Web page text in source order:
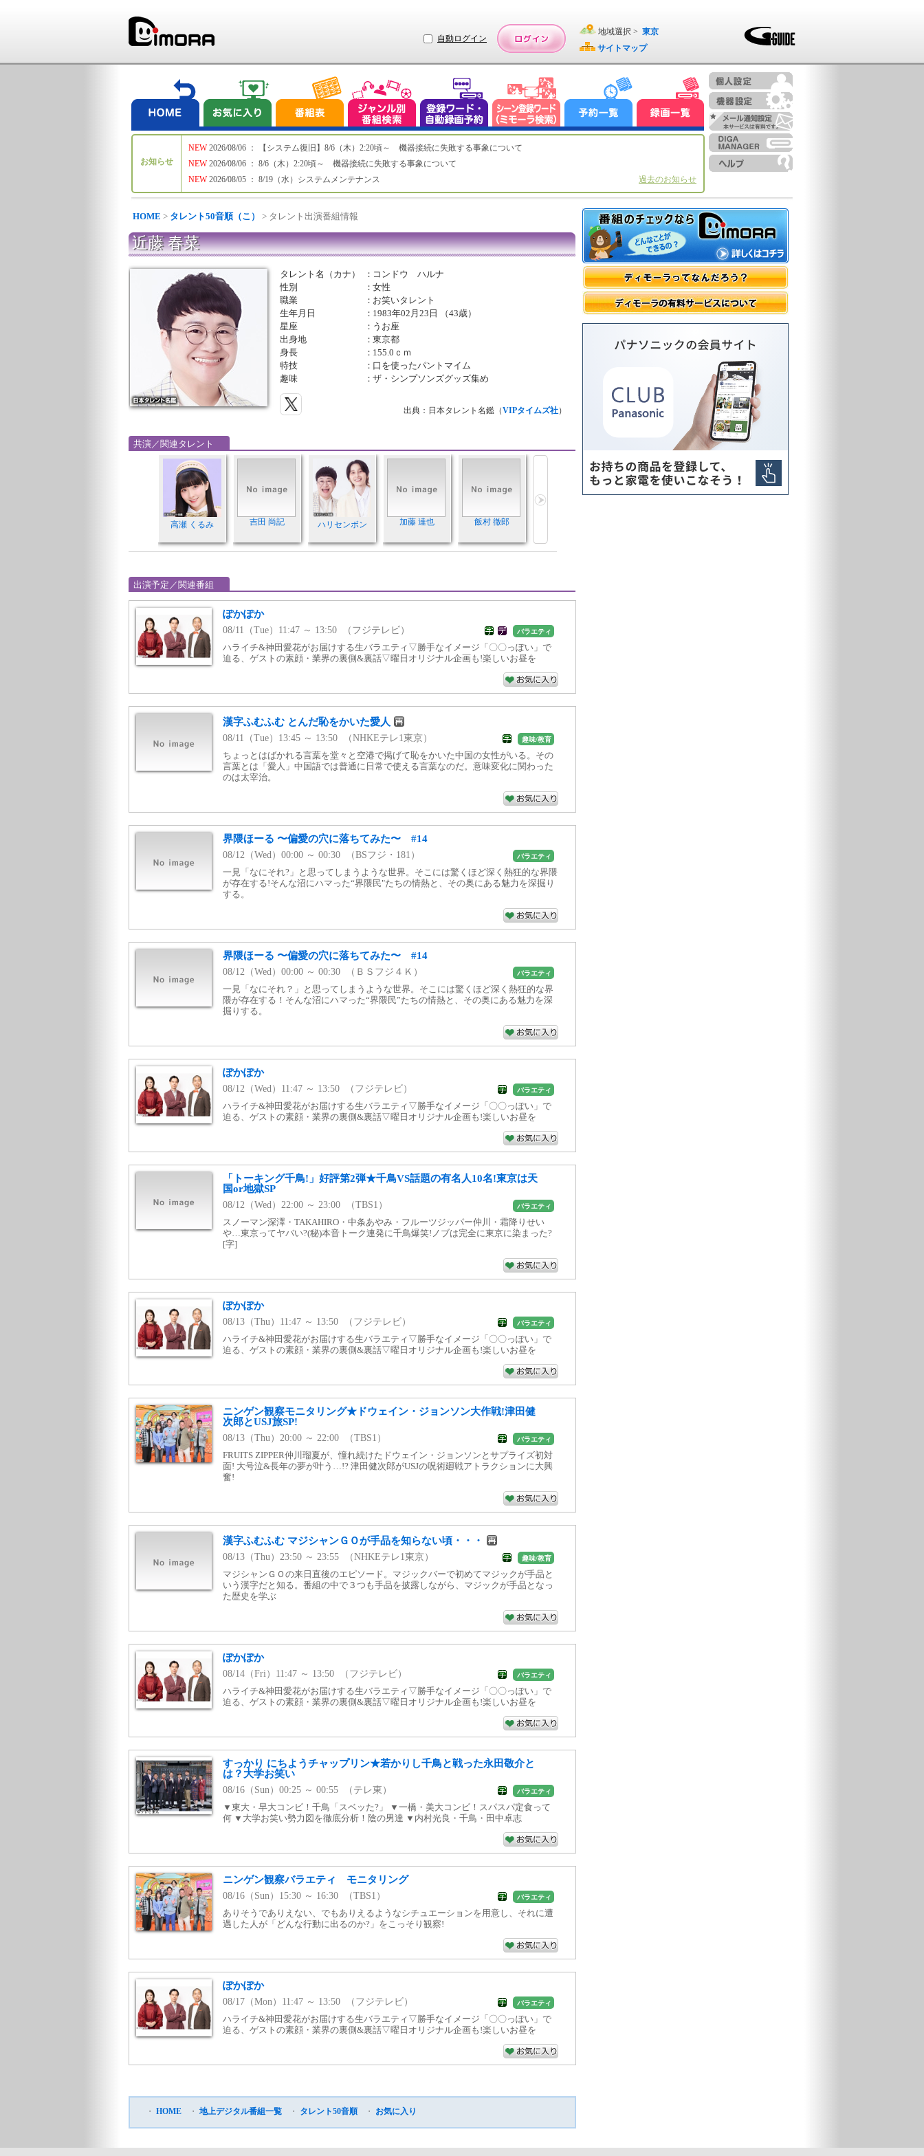
自動ログイン
地域選択 > 東京
サイトマップ
お知らせ
NEW
NEW
NEW
2026/08/06 ： 【システム復旧】8/6（木）2:20頃～ 機器接続に失敗する事象について
2026/08/06 ： 8/6（木）2:20頃～ 機器接続に失敗する事象について
2026/08/05 ： 8/19（水）システムメンテナンス
過去のお知らせ
HOME > タレント50音順（こ） > タレント出演番組情報
近藤 春菜
タレント名（カナ） ： コンドウ ハルナ
性別
：女性
職業
： お笑いタレント
生年月日
： 1983年02月23日 （43歳）
星座
： うお座
出身地
：東京都
身長
： 155.0ｃｍ
特技
： 口を使ったパントマイム
趣味
：ザ・シンプソンズグッズ集め
出典：日本タレント名鑑（VIPタイムズ社）
共演／関連タレント
高瀬 くるみ 吉田 尚記 ハリセンボン 加藤 達也 飯村 徹郎
出演予定／関連番組
ぽかぽか
08/11（Tue）11:47 ～ 13:50 （フジテレビ） バラエティ
ハライチ&神田愛花がお届けする生バラエティ▽勝手なイメージ「〇〇っぽい」で
迫る、ゲストの素顔・業界の裏側&裏話▽曜日オリジナル企画も!楽しいお昼を
漢字ふむふむ とんだ恥をかいた愛人
08/11（Tue）13:45 ～ 13:50 （NHKEテレ1東京） 趣味/教育
ちょっとはばかれる言葉を堂々と空港で掲げて恥をかいた中国の女性がいる。その
言葉とは「愛人」中国語では普通に日常で使える言葉なのだ。意味変化に関わった
のは太宰治。
界隈ほーる 〜偏愛の穴に落ちてみた〜 #14
08/12（Wed）00:00 ～ 00:30 （BSフジ・181） バラエティ
一見「なにそれ?」と思ってしまうような世界。そこには驚くほど深く熱狂的な界隈
が存在する!そんな沼にハマった“界隈民"たちの情熱と、その奥にある魅力を深掘り
する。
界隈ほーる 〜偏愛の穴に落ちてみた〜 #14
08/12（Wed）00:00 ～ 00:30 （ＢＳフジ４Ｋ） バラエティ
一見「なにそれ？」と思ってしまうような世界。そこには驚くほど深く熱狂的な界
隈が存在する！そんな沼にハマった“界隈民”たちの情熱と、その奥にある魅力を深
掘りする。
ぽかぽか
08/12（Wed）11:47 ～ 13:50 （フジテレビ） バラエティ
ハライチ&神田愛花がお届けする生バラエティ▽勝手なイメージ「〇〇っぽい」で
迫る、ゲストの素顔・業界の裏側&裏話▽曜日オリジナル企画も!楽しいお昼を
「トーキング千鳥!」好評第2弾★千鳥VS話題の有名人10名!東京は天
国or地獄SP
08/12（Wed）22:00 ～ 23:00 （TBS1） バラエティ
スノーマン深澤・TAKAHIRO・中条あやみ・フルーツジッパー仲川・霜降りせい
や…東京ってヤバい?(秘)本音トーク連発に千鳥爆笑!ノブは完全に東京に染まった?
[字]
ぽかぽか
08/13（Thu）11:47 ～ 13:50 （フジテレビ） バラエティ
ハライチ&神田愛花がお届けする生バラエティ▽勝手なイメージ「〇〇っぽい」で
迫る、ゲストの素顔・業界の裏側&裏話▽曜日オリジナル企画も!楽しいお昼を
ニンゲン観察モニタリング★ドウェイン・ジョンソン大作戦!津田健
次郎とUSJ旅SP!
08/13（Thu）20:00 ～ 22:00 （TBS1） バラエティ
FRUITS ZIPPER仲川瑠夏が、憧れ続けたドウェイン・ジョンソンとサプライズ初対
面! 大号泣&長年の夢が叶う…!? 津田健次郎がUSJの呪術廻戦アトラクションに大興
奮!
漢字ふむふむ マジシャンＧＯが手品を知らない頃・・・
08/13（Thu）23:50 ～ 23:55 （NHKEテレ1東京） 趣味/教育
マジシャンＧＯの来日直後のエピソード。マジックバーで初めてマジックが手品と
いう漢字だと知る。番組の中で３つも手品を披露しながら、マジックが手品となっ
た歴史を学ぶ
ぽかぽか
08/14（Fri）11:47 ～ 13:50 （フジテレビ） バラエティ
ハライチ&神田愛花がお届けする生バラエティ▽勝手なイメージ「〇〇っぽい」で
迫る、ゲストの素顔・業界の裏側&裏話▽曜日オリジナル企画も!楽しいお昼を
すっかり にちようチャップリン★若かりし千鳥と戦った永田敬介と
は？大学お笑い
08/16（Sun）00:25 ～ 00:55 （テレ東） バラエティ
▼東大・早大コンビ！千鳥「スベッた?」 ▼一橋・美大コンビ！スパスパ定食って
何 ▼大学お笑い勢力図を徹底分析！陰の男達 ▼内村光良・千鳥・田中卓志
ニンゲン観察バラエティ モニタリング
08/16（Sun）15:30 ～ 16:30 （TBS1） バラエティ
ありそうでありえない、でもありえるようなシチュエーションを用意し、それに遭
遇した人が「どんな行動に出るのか?」をこっそり観察!
ぽかぽか
08/17（Mon）11:47 ～ 13:50 （フジテレビ） バラエティ
ハライチ&神田愛花がお届けする生バラエティ▽勝手なイメージ「〇〇っぽい」で
迫る、ゲストの素顔・業界の裏側&裏話▽曜日オリジナル企画も!楽しいお昼を
・ HOME ・ 地上デジタル番組一覧 ・ タレント50音順 ・ お気に入り